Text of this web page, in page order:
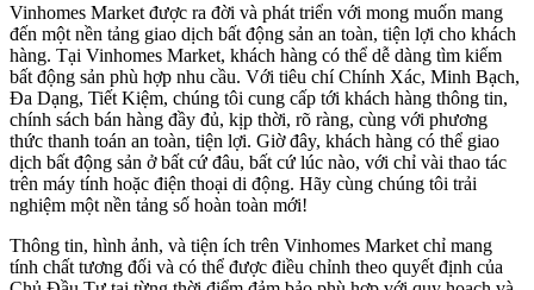
Vinhomes Market được ra đời và phát triển với mong muốn mang
đến một nền tảng giao dịch bất động sản an toàn, tiện lợi cho khách
hàng. Tại Vinhomes Market, khách hàng có thể dễ dàng tìm kiếm
bất động sản phù hợp nhu cầu. Với tiêu chí Chính Xác, Minh Bạch,
Đa Dạng, Tiết Kiệm, chúng tôi cung cấp tới khách hàng thông tin,
chính sách bán hàng đầy đủ, kịp thời, rõ ràng, cùng với phương
thức thanh toán an toàn, tiện lợi. Giờ đây, khách hàng có thể giao
dịch bất động sản ở bất cứ đâu, bất cứ lúc nào, với chỉ vài thao tác
trên máy tính hoặc điện thoại di động. Hãy cùng chúng tôi trải
nghiệm một nền tảng số hoàn toàn mới!
Thông tin, hình ảnh, và tiện ích trên Vinhomes Market chỉ mang
tính chất tương đối và có thể được điều chỉnh theo quyết định của